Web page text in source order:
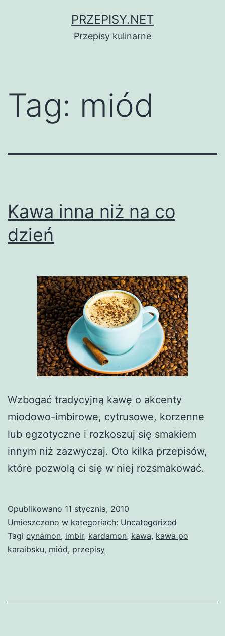
PRZEPISY.NET
Przepisy kulinarne
Tag: miód
Kawa inna niż na co
dzień
Wzbogać tradycyjną kawę o akcenty
miodowo-imbirowe, cytrusowe, korzenne
lub egzotyczne i rozkoszuj się smakiem
innym niż zazwyczaj. Oto kilka przepisów,
które pozwolą ci się w niej rozsmakować.
Opublikowano 11 stycznia, 2010
Umieszczono w kategoriach: Uncategorized
Tagi cynamon, imbir, kardamon, kawa, kawa po
karaibsku, miód, przepisy